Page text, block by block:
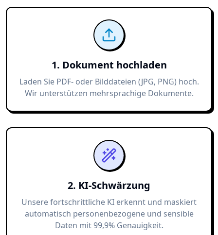
1. Dokument hochladen
Laden Sie PDF- oder Bilddateien (JPG, PNG) hoch.
Wir unterstützen mehrsprachige Dokumente.
2. KI-Schwärzung
Unsere fortschrittliche KI erkennt und maskiert
automatisch personenbezogene und sensible
Daten mit 99,9% Genauigkeit.